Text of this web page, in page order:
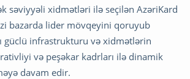
səviyyəli xidmətləri ilə seçilən AzəriKard
bazarda lider mövqeyini qoruyub
güclü infrastrukturu və xidmətlərin
və peşəkar kadrları ilə dinamik
davam edir.